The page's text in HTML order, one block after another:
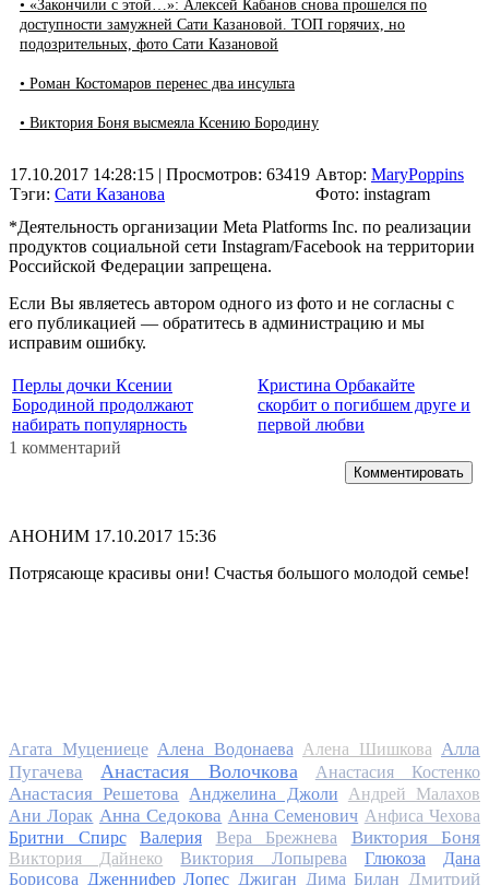
• «Закончили с этой…»: Алексей Кабанов снова прошелся по
доступности замужней Сати Казановой. ТОП горячих, но
подозрительных, фото Сати Казановой
• Роман Костомаров перенес два инсульта
• Виктория Боня высмеяла Ксению Бородину
17.10.2017 14:28:15 | Просмотров: 63419
Тэги: Сати Казанова
Автор: MaryPoppins
Фото: instagram
*Деятельность организации Meta Platforms Inc. по реализации
продуктов социальной сети Instagram/Facebook на территории
Российской Федерации запрещена.
Если Вы являетесь автором одного из фото и не согласны с
его публикацией — обратитесь в администрацию и мы
исправим ошибку.
Перлы дочки Ксении
Бородиной продолжают
набирать популярность
Кристина Орбакайте
скорбит о погибшем друге и
первой любви
1 комментарий
Комментировать
АНОНИМ 17.10.2017 15:36
Потрясающе красивы они! Счастья большого молодой семье!
Агата Муцениеце Алена Водонаева Алена Шишкова Алла
Пугачева
Анастасия Волочкова Анастасия Костенко
Анастасия Решетова Анджелина Джоли
Андрей Малахов
Ани Лорак Анна Седокова Анна Семенович Анфиса Чехова
Бритни Спирс
Валерия Вера Брежнева Виктория Боня
Виктория Дайнеко Виктория Лопырева Глюкоза
Дана
Борисова Дженнифер Лопес Джиган Дима Билан Дмитрий